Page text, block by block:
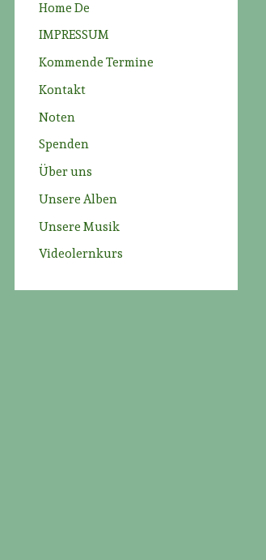
h
:
Home De
IMPRESSUM
Kommende Termine
Kontakt
Noten
Spenden
Über uns
Unsere Alben
Unsere Musik
Videolernkurs